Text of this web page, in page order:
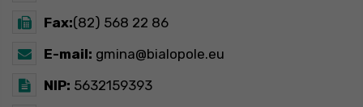
Fax:(82) 568 22 86
E-mail: gmina@bialopole.eu
NIP: 5632159393